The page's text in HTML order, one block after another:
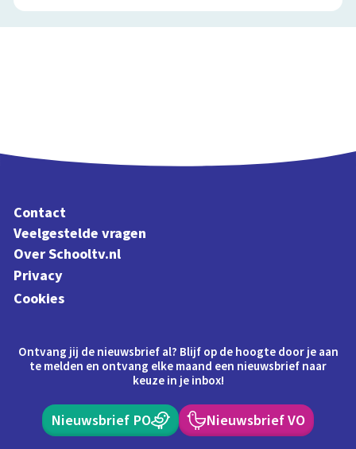
Contact
Veelgestelde vragen
Over Schooltv.nl
Privacy
Cookies
Ontvang jij de nieuwsbrief al? Blijf op de hoogte door je aan
te melden en ontvang elke maand een nieuwsbrief naar
keuze in je inbox!
Nieuwsbrief PO Nieuwsbrief VO